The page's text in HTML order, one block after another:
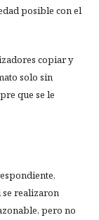
posible con el
copiar y
solo sin
que se le
se realizaron
pero no